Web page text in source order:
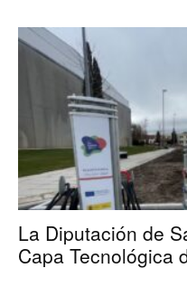
La Diputación de
Capa Tecnológica